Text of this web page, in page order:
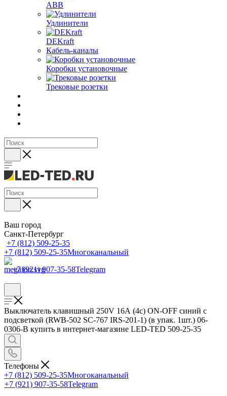
ABB
Удлинители
DEKraft
Кабель-каналы
Коробки установочные
Трековые розетки
Ваш город
Санкт-Петербург
+7 (812) 509-25-35
+7 (812) 509-25-35Многоканальный
+7 (921) 907-35-58Telegram
Выключатель клавишный 250V 16А (4с) ON-OFF синий с
подсветкой (RWB-502 SC-767 IRS-201-1) (в упак. 1шт.) 06-
0306-B купить в интернет-магазине LED-TED 509-25-35
Телефоны
+7 (812) 509-25-35Многоканальный
+7 (921) 907-35-58Telegram